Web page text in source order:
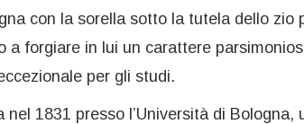
con la sorella sotto la tutela dello zio
forgiare in lui un carattere
per gli studi.
1831 presso l’Università di Bologna,